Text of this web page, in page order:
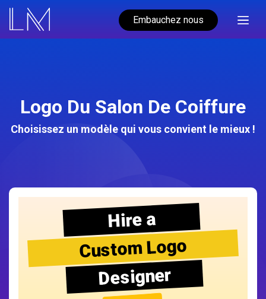
Embauchez nous
Logo Du Salon De Coiffure
Choisissez un modèle qui vous convient le mieux !
Hire a
Custom Logo
Designer